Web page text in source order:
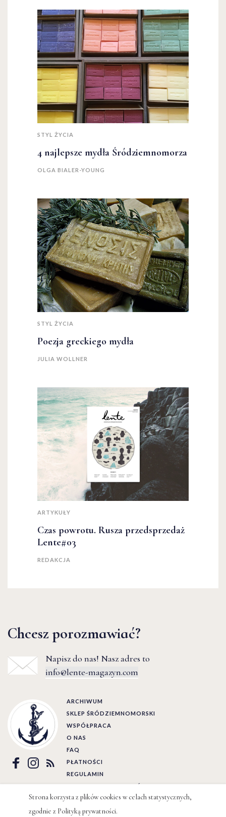
STYL ŻYCIA
4 najlepsze mydła Śródziemnomorza
OLGA BIALER-YOUNG
STYL ŻYCIA
Poezja greckiego mydła
JULIA WOLLNER
ARTYKUŁY
Czas powrotu. Rusza przedsprzedaż
Lente#03
REDAKCJA
Chcesz porozmawiać?
Napisz do nas! Nasz adres to
info@lente-magazyn.com
ARCHIWUM
SKLEP ŚRÓDZIEMNOMORSKI
WSPÓŁPRACA
O NAS
FAQ
PŁATNOŚCI
REGULAMIN
POLITYKA PRYWATNOŚCI
Strona korzysta z plików cookies w celach statystycznych,
zgodnie z Polityką prywatności.